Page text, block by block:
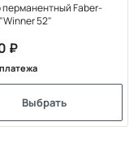
Faber-
52"
Выбрать